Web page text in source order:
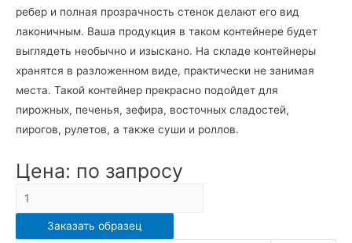
ребер и полная прозрачность стенок делают его вид
лаконичным. Ваша продукция в таком контейнере будет
выглядеть необычно и изыскано. На складе контейнеры
хранятся в разложенном виде, практически не занимая
места. Такой контейнер прекрасно подойдет для
пирожных, печенья, зефира, восточных сладостей,
пирогов, рулетов, а также суши и роллов.
Цена: по запросу
Количество
СКЛАДНАЯ
ПРЯМОУГОЛЬНАЯ
Заказать образец